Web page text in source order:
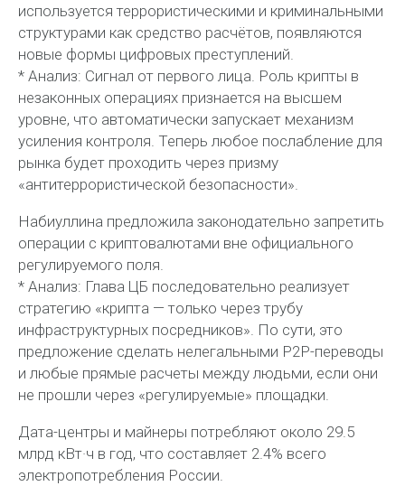
используется террористическими и криминальными
структурами как средство расчётов, появляются
новые формы цифровых преступлений.
* Анализ: Сигнал от первого лица. Роль крипты в
незаконных операциях признается на высшем
уровне, что автоматически запускает механизм
усиления контроля. Теперь любое послабление для
рынка будет проходить через призму
«антитеррористической безопасности».
Набиуллина предложила законодательно запретить
операции с криптовалютами вне официального
регулируемого поля.
* Анализ: Глава ЦБ последовательно реализует
стратегию «крипта — только через трубу
инфраструктурных посредников». По сути, это
предложение сделать нелегальными P2P-переводы
и любые прямые расчеты между людьми, если они
не прошли через «регулируемые» площадки.
Дата-центры и майнеры потребляют около 29.5
млрд кВт·ч в год, что составляет 2.4% всего
электропотребления России.